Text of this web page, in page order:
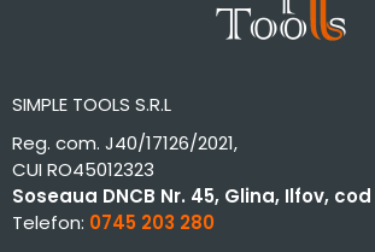
SIMPLE TOOLS S.R.L
Reg. com. J40/17126/2021,
CUI RO45012323
Soseaua DNCB Nr. 45, Glina, Ilfov,
Telefon: 0745 203 280